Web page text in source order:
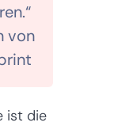
von
ist die